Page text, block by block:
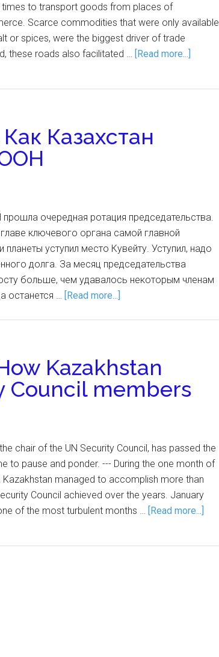
to transport goods from places of
Scarce commodities that were only available
or spices, were the biggest driver of trade
these roads also facilitated … [Read more...]
Казахстан
очередная ротация председательства.
ключевого органа самой главной
уступил место Кувейту. Уступил, надо
долга. За месяц председательства
больше, чем удавалось некоторым членам
останется … [Read more...]
Kazakhstan
Council members
chair of the UN Security Council, has passed the
to pause and ponder. --- During the one month of
Kazakhstan managed to accomplish more than
Council achieved over the years. January
of the most turbulent months … [Read more...]